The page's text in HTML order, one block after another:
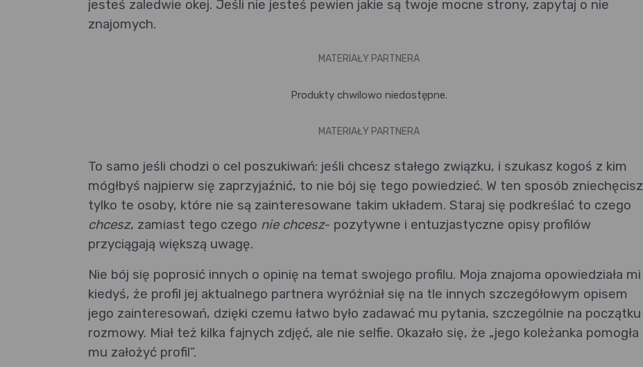
jesteś zaledwie okej. Jeśli nie jesteś pewien jakie są twoje mocne strony, zapytaj o nie
znajomych.
MATERIAŁY PARTNERA
Produkty chwilowo niedostępne.
MATERIAŁY PARTNERA
To samo jeśli chodzi o cel poszukiwań: jeśli chcesz stałego związku, i szukasz kogoś z kim
mógłbyś najpierw się zaprzyjaźnić, to nie bój się tego powiedzieć. W ten sposób zniechęcisz
tylko te osoby, które nie są zainteresowane takim układem. Staraj się podkreślać to czego
chcesz, zamiast tego czego nie chcesz- pozytywne i entuzjastyczne opisy profilów
przyciągają większą uwagę.
Nie bój się poprosić innych o opinię na temat swojego profilu. Moja znajoma opowiedziała mi
kiedyś, że profil jej aktualnego partnera wyróżniał się na tle innych szczegółowym opisem
jego zainteresowań, dzięki czemu łatwo było zadawać mu pytania, szczególnie na początku
rozmowy. Miał też kilka fajnych zdjęć, ale nie selfie. Okazało się, że „jego koleżanka pomogła
mu założyć profil”.